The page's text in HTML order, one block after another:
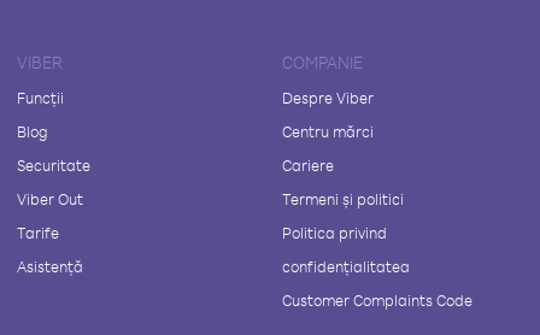
VIBER
Funcții
Blog
Securitate
Viber Out
Tarife
Asistență
COMPANIE
Despre Viber
Centru mărci
Cariere
Termeni și politici
Politica privind
confidențialitatea
Customer Complaints Code